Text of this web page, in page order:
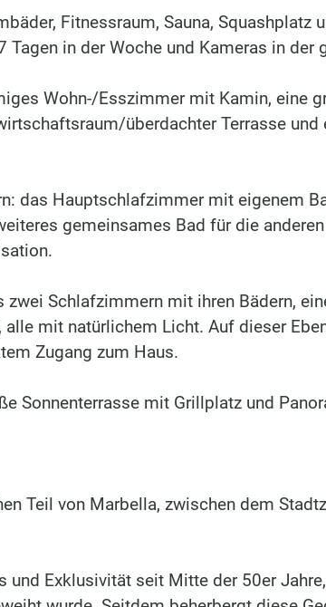
Fitnessraum, Sauna, Squashplatz
in der Woche und Kameras in der
Wohn-/Esszimmer mit Kamin, eine
überdachter Terrasse
das Hauptschlafzimmer mit eigenem
gemeinsames Bad für die
Schlafzimmern mit ihren Bädern,
mit natürlichem Licht. Auf dieser
Zugang zum Haus.
Sonnenterrasse mit Grillplatz und
Teil von Marbella, zwischen dem
und Exklusivität seit Mitte der 50er